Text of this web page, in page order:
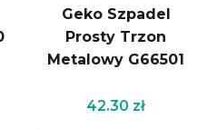
Geko Szpadel
Prosty Trzon
Metalowy G66501
42.30 zł